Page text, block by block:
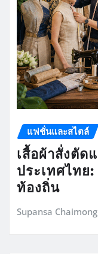
แฟชั่นและสไตล์
เสื้อผ้าสั่งตัด
ประเทศไทย
ท้องถิ่น
Supansa